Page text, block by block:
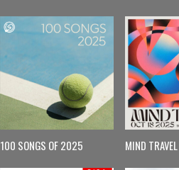
100 SONGS OF 2025 MIND TRAVEL